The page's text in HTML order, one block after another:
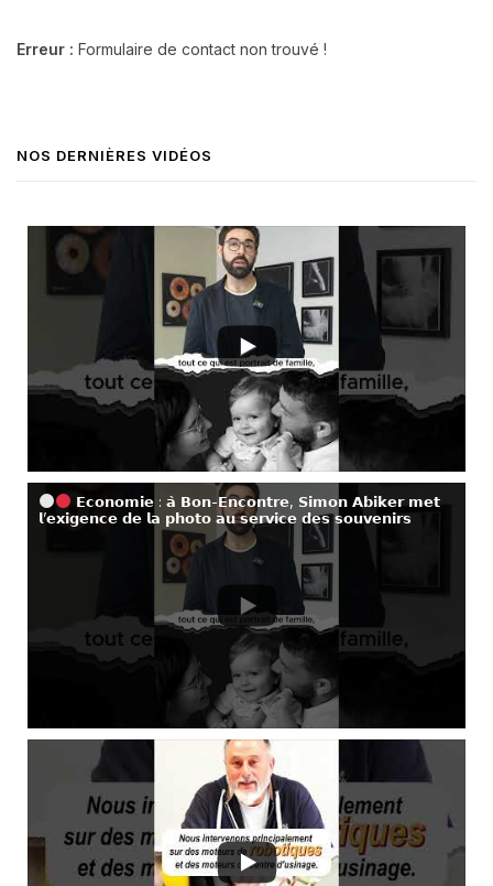
Erreur : Formulaire de contact non trouvé !
NOS DERNIÈRES VIDÉOS
𝗘𝗰𝗼𝗻𝗼𝗺𝗶𝗲 : 𝗮̀ 𝗕𝗼𝗻-𝗘𝗻𝗰𝗼𝗻𝘁𝗿𝗲, 𝗦𝗶𝗺𝗼𝗻 𝗔𝗯𝗶𝗸𝗲𝗿 𝗺𝗲𝘁
𝗹’𝗲𝘅𝗶𝗴𝗲𝗻𝗰𝗲 𝗱𝗲 𝗹𝗮 𝗽𝗵𝗼𝘁𝗼 𝗮𝘂 𝘀𝗲𝗿𝘃𝗶𝗰𝗲 𝗱𝗲𝘀 𝘀𝗼𝘂𝘃𝗲𝗻𝗶𝗿𝘀